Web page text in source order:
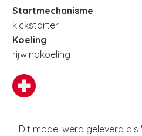
Startmechanisme
kickstarter
Koeling
rijwindkoeling
Dit model werd geleverd